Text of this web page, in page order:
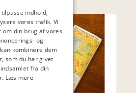
indhold,
vores trafik. Vi
om din brug af vores
og
kombinere dem
som du har givet
fra din
Læs mere